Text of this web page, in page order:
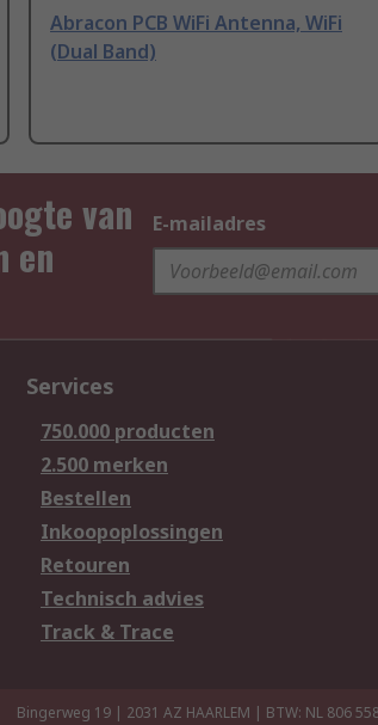
Abracon PCB WiFi Antenna, WiFi
(Dual Band)
van
en
E-mailadres
Services
750.000 producten
2.500 merken
Bestellen
Inkoopoplossingen
Retouren
Technisch advies
Track & Trace
Bingerweg 19 | 2031 AZ HAARLEM | BTW: NL 806